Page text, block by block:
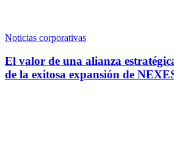
Noticias corporativas
El valor de una alianza
de la exitosa expansión de